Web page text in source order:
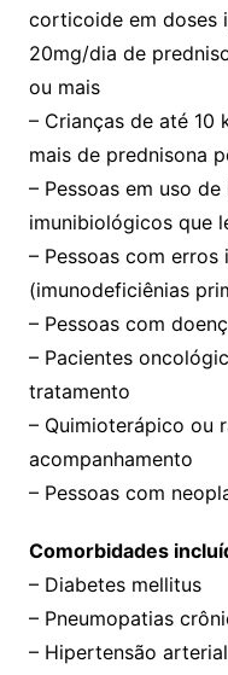
corticoide em doses
20mg/dia de
ou mais
– Crianças de até 10
mais de prednisona
– Pessoas em uso
imunibiológicos que
– Pessoas com
(imunodeficiênias
– Pessoas com
– Pacientes
tratamento
– Quimioterápico ou
acompanhamento
– Pessoas com
Comorbidades
– Diabetes mellitus
– Pneumopatias
– Hipertensão